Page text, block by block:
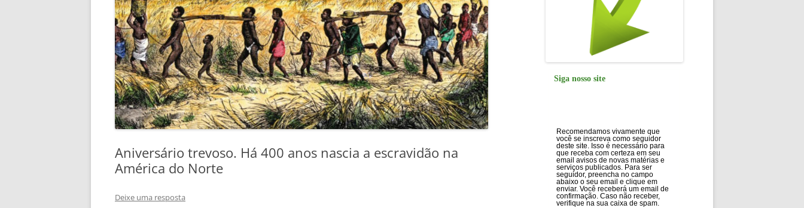
Aniversário trevoso. Há 400 anos nascia a escravidão na
América do Norte
Deixe uma resposta
Siga nosso site
Recomendamos vivamente que
você se inscreva como seguidor
deste site. Isso é necessário para
que receba com certeza em seu
email avisos de novas matérias e
serviços publicados. Para ser
seguidor, preencha no campo
abaixo o seu email e clique em
enviar. Você receberá um email de
confirmação. Caso não receber,
verifique na sua caixa de spam.